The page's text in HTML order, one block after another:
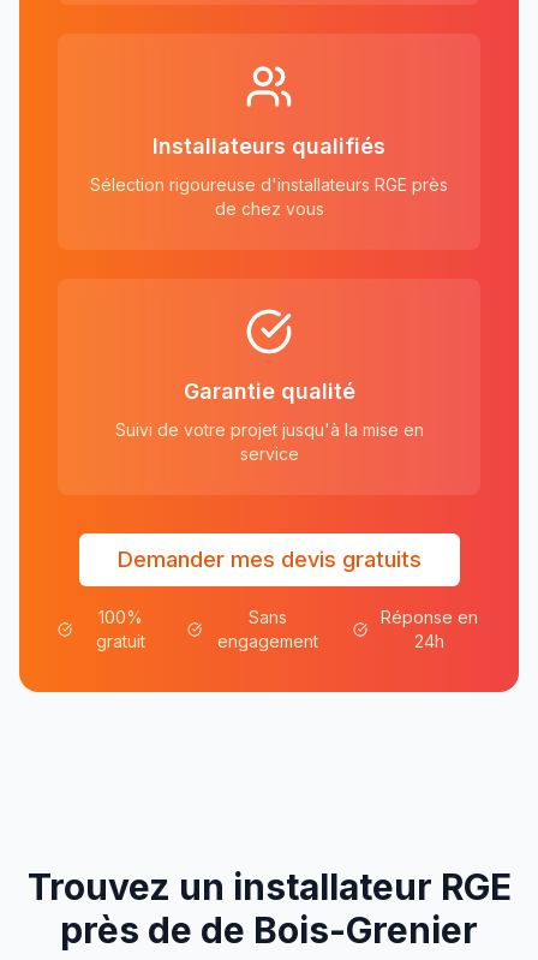
Installateurs qualifiés
Sélection rigoureuse d'installateurs RGE près
de chez vous
Garantie qualité
Suivi de votre projet jusqu'à la mise en
service
Demander mes devis gratuits
100%
gratuit
Sans
engagement
Réponse en
24h
Trouvez un installateur RGE
près de de Bois-Grenier